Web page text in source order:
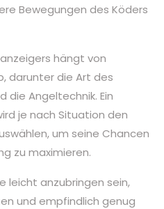
Bewegungen des Köders
hängt von
darunter die Art des
die Angeltechnik. Ein
je nach Situation den
um seine Chancen
zu maximieren.
leicht anzubringen sein,
und empfindlich genug